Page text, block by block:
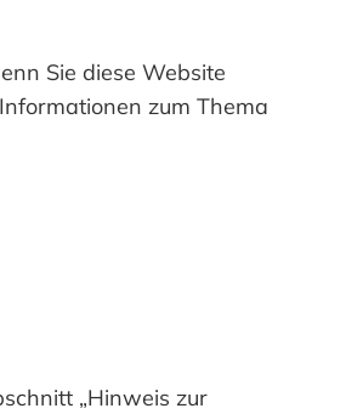
Sie diese Website
zum Thema
„Hinweis zur